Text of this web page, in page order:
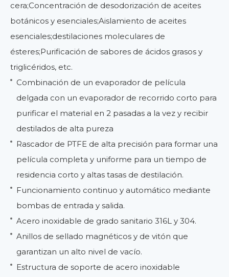
cera;Concentración de desodorización de aceites
botánicos y esenciales;Aislamiento de aceites
esenciales;destilaciones moleculares de
ésteres;Purificación de sabores de ácidos grasos y
triglicéridos, etc.
Combinación de un evaporador de película
delgada con un evaporador de recorrido corto para
purificar el material en 2 pasadas a la vez y recibir
destilados de alta pureza
Rascador de PTFE de alta precisión para formar una
película completa y uniforme para un tiempo de
residencia corto y altas tasas de destilación.
Funcionamiento continuo y automático mediante
bombas de entrada y salida.
Acero inoxidable de grado sanitario 316L y 304.
Anillos de sellado magnéticos y de vitón que
garantizan un alto nivel de vacío.
Estructura de soporte de acero inoxidable